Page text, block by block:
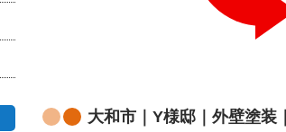
大和市｜Y様邸｜外壁塗